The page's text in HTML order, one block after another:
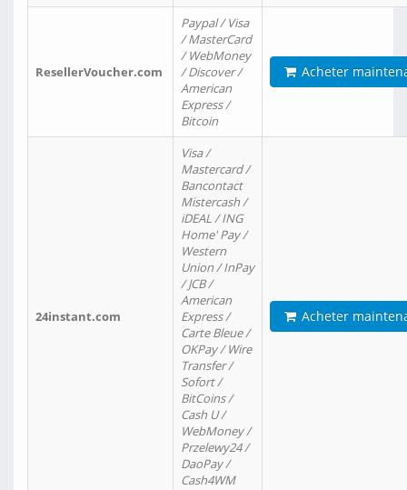
ResellerVoucher.com
Paypal / Visa
/ MasterCard
/ WebMoney
/ Discover /
American
Express /
Bitcoin
Acheter
24instant.com
Visa /
Mastercard /
Bancontact
Mistercash /
iDEAL / ING
Home' Pay /
Western
Union / InPay
/ JCB /
American
Express /
Carte Bleue /
OKPay / Wire
Transfer /
Sofort /
BitCoins /
Cash U /
WebMoney /
Przelewy24 /
DaoPay /
Cash4WM
Acheter